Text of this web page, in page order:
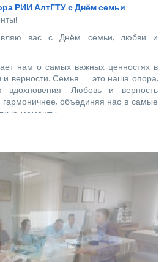
РИИ АлтГТУ с Днём семьи
вас с Днём семьи, любви и
нам о самых важных ценностях в
верности. Семья — это наша опора,
вдохновения. Любовь и верность
объединяя нас в самые
моменты.